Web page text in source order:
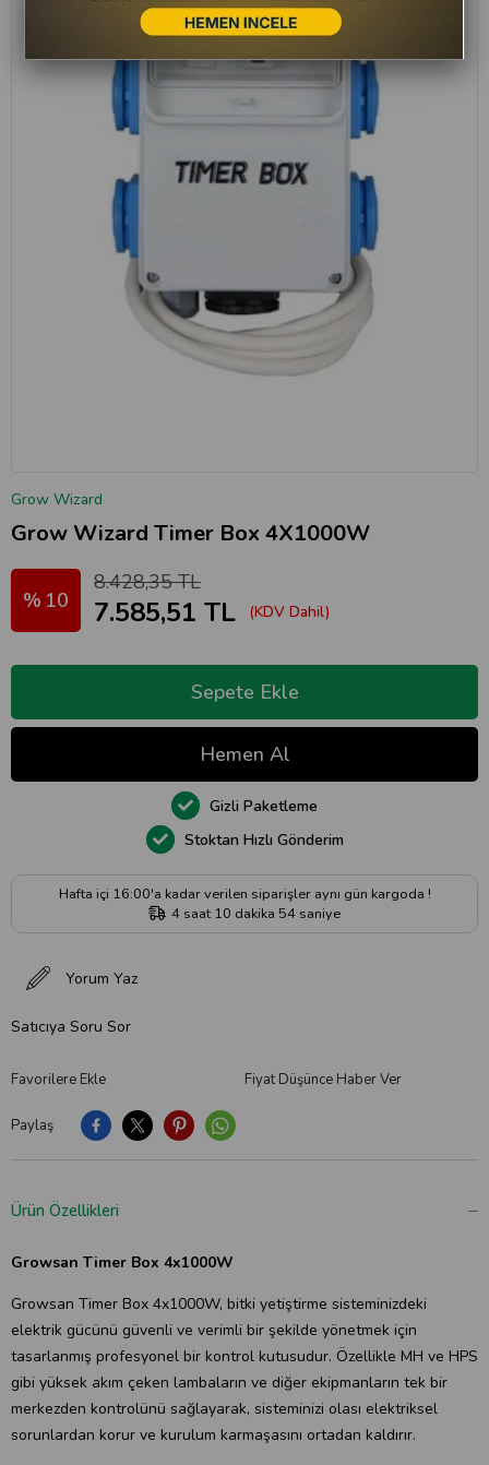
Grow Wizard
Grow Wizard Timer Box 4X1000W
10
8.428,35 TL
7.585,51 TL (KDV Dahil)
Paylaş
Favorilere Ekle Fiyat Düşünce Haber Ver
Yorum Yaz
Satıcıya Soru Sor
Hafta içi 16:00'a kadar verilen siparişler aynı gün kargoda !
4 saat 10 dakika 53 saniye
Stoktan Hızlı Gönderim
Gizli Paketleme
Ürün Özellikleri
Growsan Timer Box 4x1000W
Growsan Timer Box 4x1000W, bitki yetiştirme sisteminizdeki
elektrik gücünü güvenli ve verimli bir şekilde yönetmek için
tasarlanmış profesyonel bir kontrol kutusudur. Özellikle MH ve HPS
gibi yüksek akım çeken lambaların ve diğer ekipmanların tek bir
merkezden kontrolünü sağlayarak, sisteminizi olası elektriksel
sorunlardan korur ve kurulum karmaşasını ortadan kaldırır.